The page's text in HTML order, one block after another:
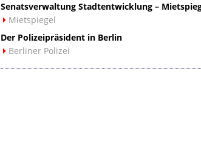
Senatsverwaltung Stadtentwicklung –
Mietspiegel
Der Polizeipräsident in Berlin
Berliner Polizei